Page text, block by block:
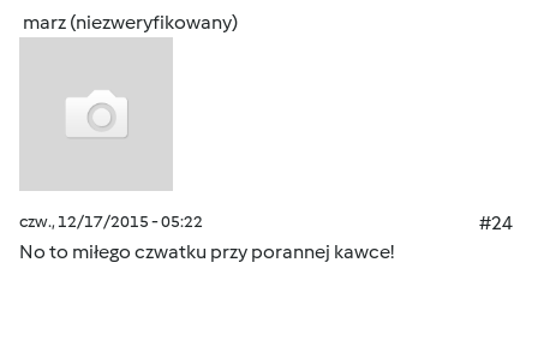
marz (niezweryfikowany)
czw., 12/17/2015 - 05:22
#24
No to miłego czwatku przy porannej kawce!